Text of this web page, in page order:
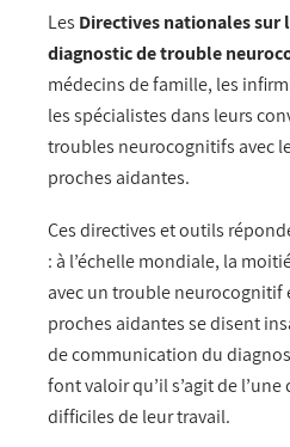
Les Directives nationales sur
diagnostic de trouble
médecins de famille, les
les spécialistes dans leurs
troubles neurocognitifs avec
proches aidantes.
Ces directives et outils
: à l’échelle mondiale, la
avec un trouble neurocognitif
proches aidantes se disent
de communication du
font valoir qu’il s’agit de
difficiles de leur travail.